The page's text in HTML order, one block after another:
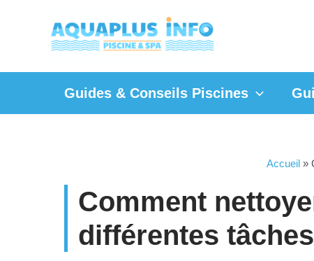
Guides & Conseils Piscines
Accueil»
Comment
différentes